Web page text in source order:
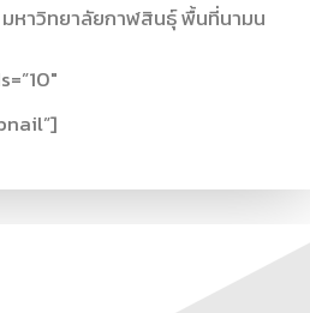
หาวิทยาลัยกาฬสินธุ์ พื้นที่นามน